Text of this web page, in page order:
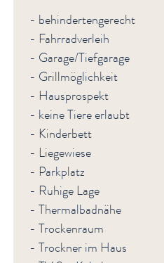
- behindertengerecht
- Fahrradverleih
- Garage/Tiefgarage
- Grillmöglichkeit
- Hausprospekt
- keine Tiere erlaubt
- Kinderbett
- Liegewiese
- Parkplatz
- Ruhige Lage
- Thermalbadnähe
- Trockenraum
- Trockner im Haus